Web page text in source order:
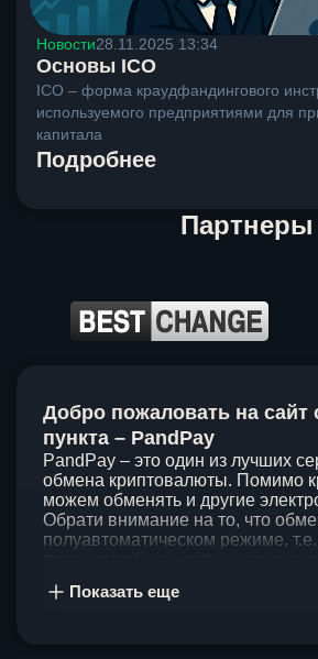
Новости28.11.2025 13:34
Основы ICO
ICO – форма краудфандингового
используемого предприятиями для
капитала
Подробнее
Партнеры
Добро пожаловать на сайт
пункта – PandPay
PandPay – это один из лучших
обмена криптовалюты. Помимо
можем обменять и другие
Обрати внимание на то, что
полуавтоматическом режиме,
клиентов, поэтому стараемся
Показать еще